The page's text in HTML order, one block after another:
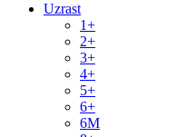
Uzrast
1+
2+
3+
4+
5+
6+
6M